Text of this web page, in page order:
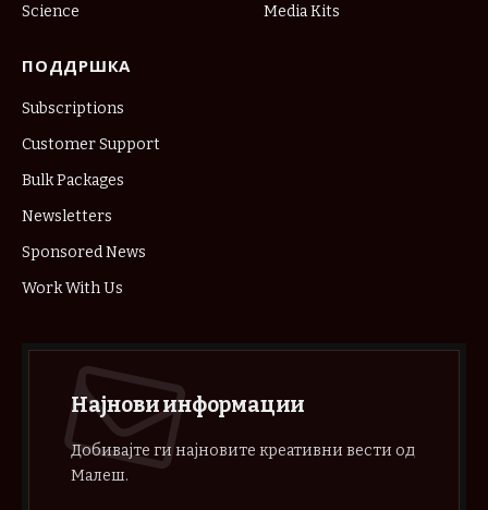
Science
Media Kits
ПОДДРШКА
Subscriptions
Customer Support
Bulk Packages
Newsletters
Sponsored News
Work With Us
Најнови информации
Добивајте ги најновите креативни вести од
Малеш.